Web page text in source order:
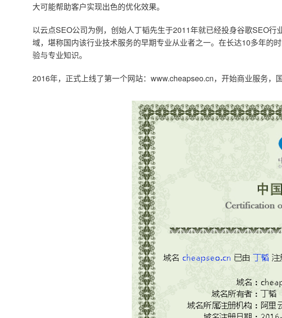
大可能帮助客户实现出色的优化效果。
以云点SEO公司为例，创始人丁韬先生于2011年就已经投身谷歌SEO
域，堪称国内该行业技术服务的早期专业从业者之一。在长达10多年的
验与专业知识。
2016年，正式上线了第一个网站：www.cheapseo.cn，开始商业服务，